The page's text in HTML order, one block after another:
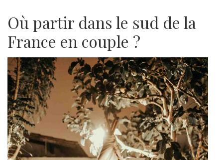
Où partir dans le sud de la
France en couple ?